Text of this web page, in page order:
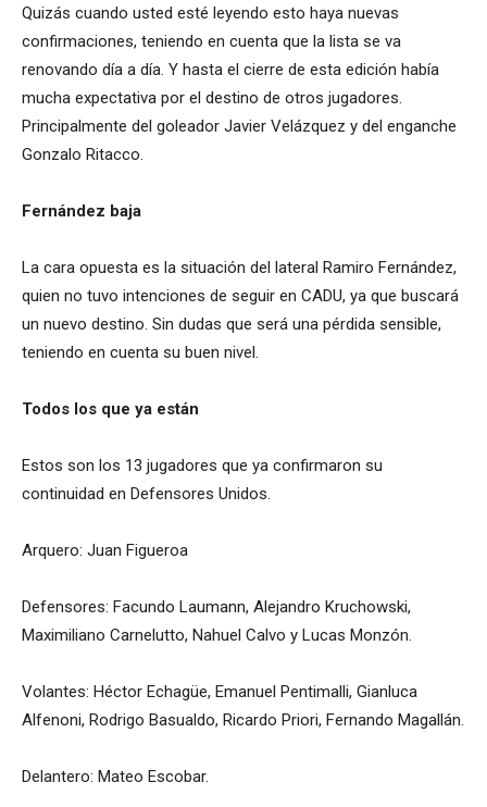
Quizás cuando usted esté leyendo esto haya nuevas
confirmaciones, teniendo en cuenta que la lista se va
renovando día a día. Y hasta el cierre de esta edición había
mucha expectativa por el destino de otros jugadores.
Principalmente del goleador Javier Velázquez y del enganche
Gonzalo Ritacco.
Fernández baja
La cara opuesta es la situación del lateral Ramiro Fernández,
quien no tuvo intenciones de seguir en CADU, ya que buscará
un nuevo destino. Sin dudas que será una pérdida sensible,
teniendo en cuenta su buen nivel.
Todos los que ya están
Estos son los 13 jugadores que ya confirmaron su
continuidad en Defensores Unidos.
Arquero: Juan Figueroa
Defensores: Facundo Laumann, Alejandro Kruchowski,
Maximiliano Carnelutto, Nahuel Calvo y Lucas Monzón.
Volantes: Héctor Echagüe, Emanuel Pentimalli, Gianluca
Alfenoni, Rodrigo Basualdo, Ricardo Priori, Fernando Magallán.
Delantero: Mateo Escobar.